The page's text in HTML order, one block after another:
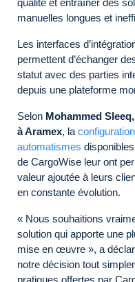
manuelles longues et
Les interfaces
permettent d’échanger
statut avec des parties
depuis une plateforme
Selon Mohammed
à Aramex, la
automatismes
de CargoWise leur ont
valeur ajoutée à leurs
en constante évolution.
« Nous souhaitions
solution qui apporte une
mise en œuvre », a
notre décision tout
pratiques offertes par